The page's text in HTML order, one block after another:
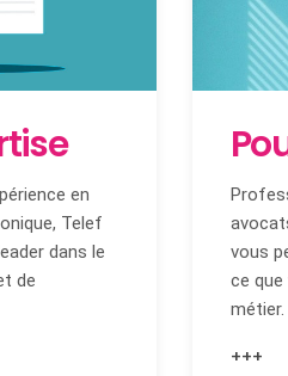
vous
ce
métier.
+++
en
Telef
dans le
de